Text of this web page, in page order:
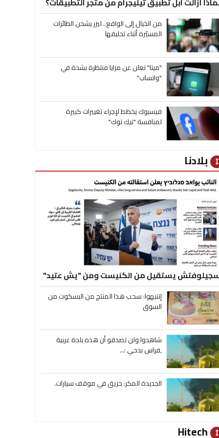
من الخيال إلى الواقع.. ليزر يشحن الطائرات
المسيّرة أثناء تحليقها
"ميتا" تعلن عن مزايا منتظرة بشدة في
"واتساب"
فيسبوك يخطط لإجراء تغييرات كبيرة
لمنافسة "تيك توك"
height بلادنا
يستقيل من الكنيست ومن "يش عتيد"
إنتبهوا: سحب هذا المنتج من البسكوت من
السوق
شاهدوا ولن تصدقو أن هذه بلدة عربية
,فراس بدحي :...
الجديدة المكر: حريق في موقف سيارات.
height